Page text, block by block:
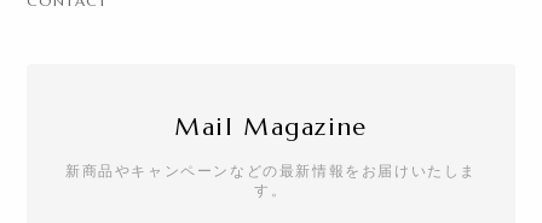
Mail Magazine
新商品やキャンペーンなどの最新情報をお届けいたしま
す。